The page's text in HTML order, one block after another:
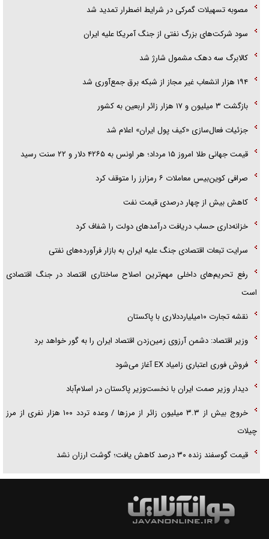
مصوبه تسهیلات گمرکی در شرایط اضطرار تمدید شد
سود شرکت‌های بزرگ نفتی از جنگ آمریکا علیه ایران
کالابرگ سه دهک مشمول شارژ شد
۱۹۴ هزار انشعاب غیر مجاز از شبکه برق جمع‌آوری شد
بازگشت ۳ میلیون و ۱۷ هزار زائر اربعین به کشور
جزئیات فعال‌سازی «کیف پول ایران» اعلام شد
قیمت جهانی طلا امروز ۱۵ مرداد؛ هر اونس به ۴۲۶۵ دلار و ۲۲ سنت رسید
صرافی کوین‌بیس معاملات ۶ رمزارز را متوقف کرد
کاهش بیش از چهار درصدی قیمت نفت
خزانه‌داری حساب دریافت درآمد‌های دولت را شفاف کرد
سرایت تبعات اقتصادی جنگ علیه ایران به بازار فرآورده‌های نفتی
رفع تحریم‌های داخلی مهم‌ترین اصلاح ساختاری اقتصاد در جنگ اقتصادی
است
نقشه تجارت ۱۰میلیارددلاری با پاکستان
وزیر اقتصاد: دشمن آرزوی زمین‌زدن اقتصاد ایران را به گور خواهد برد
فروش فوری اعتباری زامیاد EX آغاز می‌شود
دیدار وزیر صمت ایران با نخست‌وزیر پاکستان در اسلام‌آباد
خروج بیش از ۳.۳ میلیون زائر از مرز‌ها / وعده تردد ۱۰۰ هزار نفری از مرز
چیلات
قیمت گوسفند زنده ۳۰ درصد کاهش یافت؛ گوشت ارزان نشد